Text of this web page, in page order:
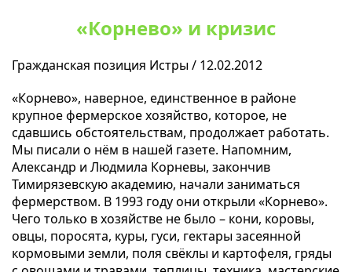
«Корнево» и кризис
Гражданская позиция Истры / 12.02.2012
«Корнево», наверное, единственное в районе
крупное фермерское хозяйство, которое, не
сдавшись обстоятельствам, продолжает работать.
Мы писали о нём в нашей газете. Напомним,
Александр и Людмила Корневы, закончив
Тимирязевскую академию, начали заниматься
фермерством. В 1993 году они открыли «Корнево».
Чего только в хозяйстве не было – кони, коровы,
овцы, поросята, куры, гуси, гектары засеянной
кормовыми земли, поля свёклы и картофеля, гряды